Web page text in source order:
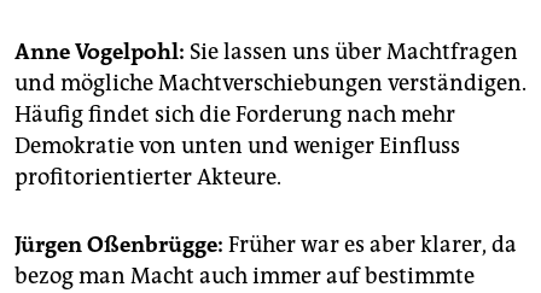
Anne Vogelpohl: Sie lassen uns über Machtfragen
und mögliche Machtverschiebungen verständigen.
Häufig findet sich die Forderung nach mehr
Demokratie von unten und weniger Einfluss
profitorientierter Akteure.
Jürgen Oßenbrügge: Früher war es aber klarer, da
bezog man Macht auch immer auf bestimmte